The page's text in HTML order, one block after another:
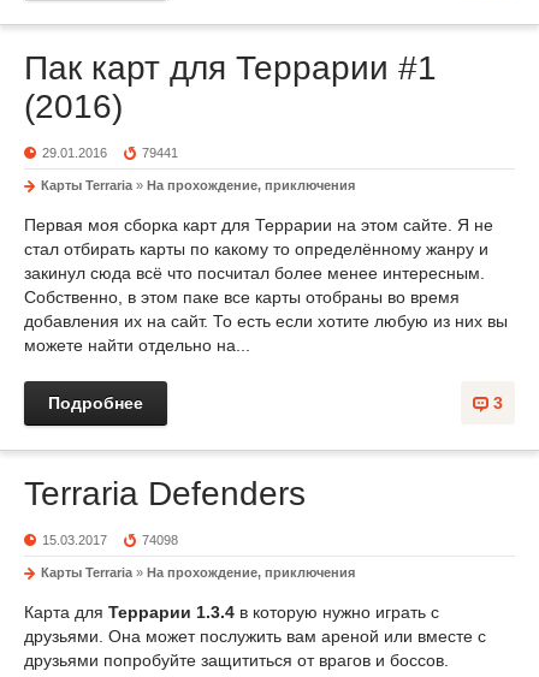
Пак карт для Террарии #1
(2016)
29.01.2016 79441
Карты Terraria » На прохождение, приключения
Первая моя сборка карт для Террарии на этом сайте. Я не
стал отбирать карты по какому то определённому жанру и
закинул сюда всё что посчитал более менее интересным.
Собственно, в этом паке все карты отобраны во время
добавления их на сайт. То есть если хотите любую из них вы
можете найти отдельно на...
3
Подробнее
Terraria Defenders
15.03.2017 74098
Карты Terraria » На прохождение, приключения
Карта для Террарии 1.3.4 в которую нужно играть с
друзьями. Она может послужить вам ареной или вместе с
друзьями попробуйте защититься от врагов и боссов.